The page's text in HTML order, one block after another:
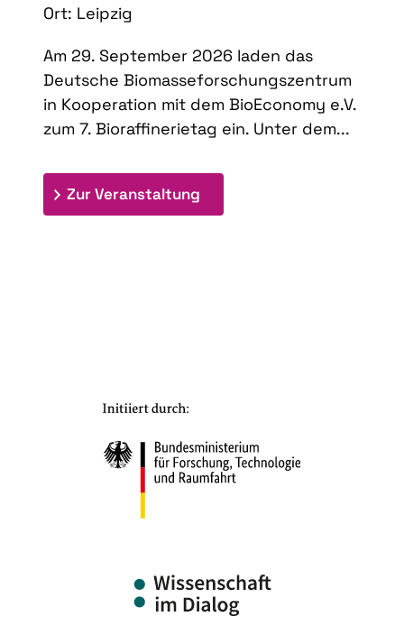
Ort: Leipzig
Am 29. September 2026 laden das
Deutsche Biomasseforschungszentrum
in Kooperation mit dem BioEconomy e.V.
zum 7. Bioraffinerietag ein. Unter dem...
Zur Veranstaltung